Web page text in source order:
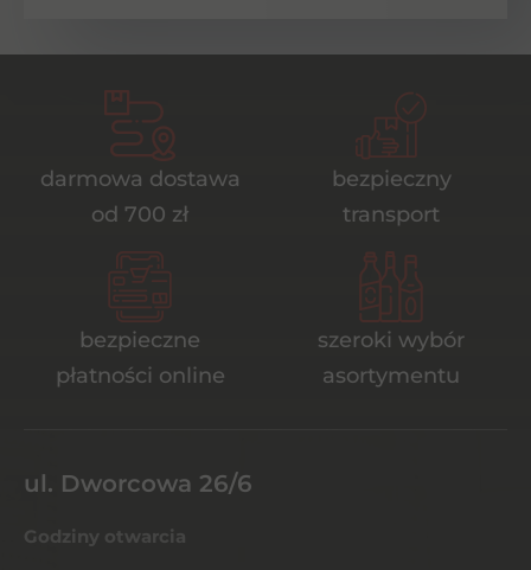
darmowa dostawa
od 700 zł
bezpieczny
transport
bezpieczne
płatności online
szeroki wybór
asortymentu
ul. Dworcowa 26/6
Godziny otwarcia